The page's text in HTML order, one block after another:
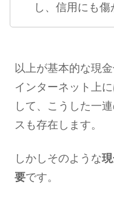
し、信用にも傷
以上が基本的な現金
インターネット上
して、こうした一
スも存在します。
しかしそのような
要です。